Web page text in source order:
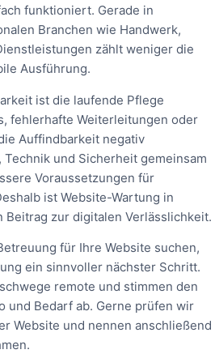
funktioniert. Gerade in
Branchen wie Handwerk,
zählt weniger die
Ausführung.
ist die laufende Pflege
fehlerhafte Weiterleitungen oder
Auffindbarkeit negativ
und Sicherheit gemeinsam
Voraussetzungen für
ist Website-Wartung in
Beitrag zur digitalen Verlässlichkeit.
für Ihre Website suchen,
ein sinnvoller nächster Schritt.
remote und stimmen den
und Bedarf ab. Gerne prüfen wir
Website und nennen anschließend